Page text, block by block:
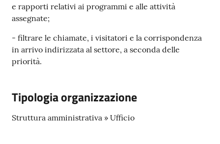
Seguici
su
e rapporti relativi ai programmi e alle attività
assegnate;
- filtrare le chiamate, i visitatori e la corrispondenza
in arrivo indirizzata al settore, a seconda delle
priorità.
Tipologia organizzazione
Struttura amministrativa » Ufficio